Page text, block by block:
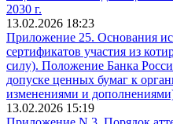
2030 г.
13.02.2026 18:23
Приложение 25. Основания
сертификатов участия из
силу). Положение Банка
допуске ценных бумаг к
изменениями и
13.02.2026 15:19